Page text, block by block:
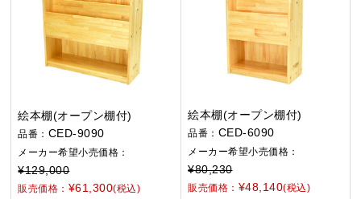
絵本棚(オープン棚付)
品番： CED-9090
メーカー希望小売価格：
¥129,000
販売価格： ¥61,300(税込)
絵本棚(オープン棚付)
品番： CED-6090
メーカー希望小売価格：
¥80,230
販売価格： ¥48,140(税込)